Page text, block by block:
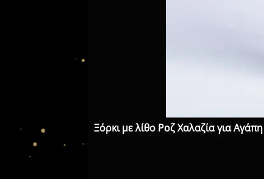
Ξόρκι με λίθο Ροζ Χαλαζία για Αγάπη